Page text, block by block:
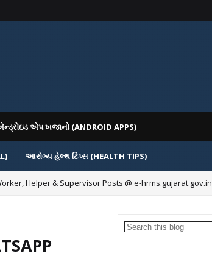
એપ ખજાનો (ANDROID APPS)
આરોગ્ય હેલ્થ ટિપ્સ (HEALTH TIPS)
Helper & Supervisor Posts @ e-hrms.gujarat.gov.in